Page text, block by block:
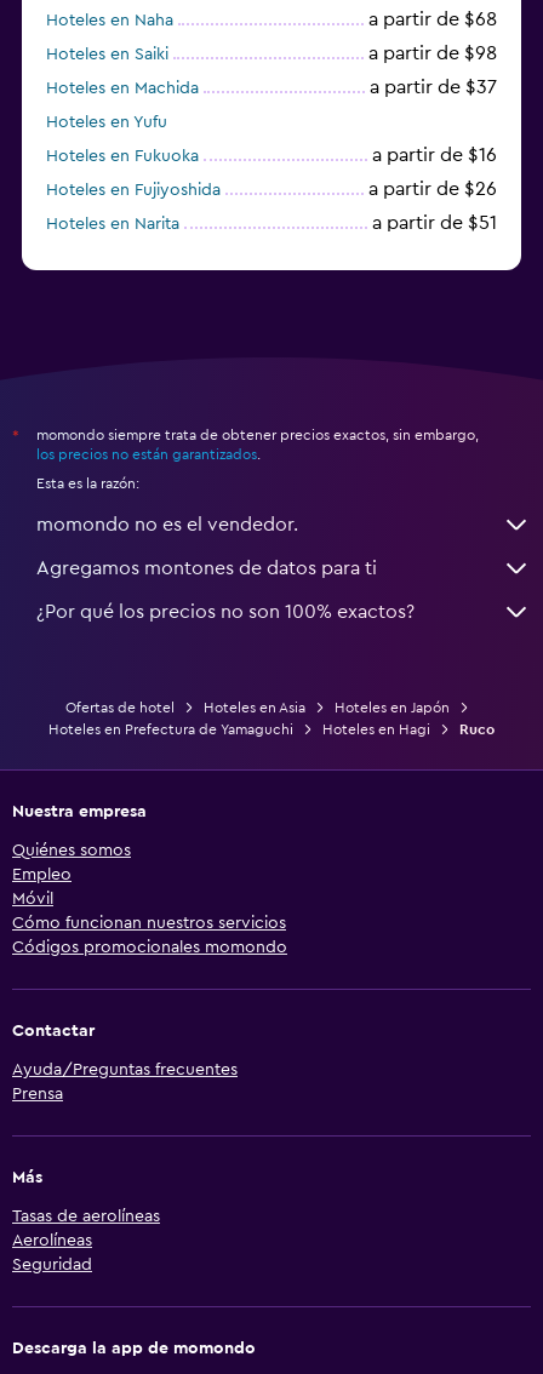
Hoteles en Naha a partir de $68
Hoteles en Saiki a partir de $98
Hoteles en Machida a partir de $37
Hoteles en Yufu
Hoteles en Fukuoka
a partir de $16
Hoteles en Fujiyoshida a partir de $26
Hoteles en Narita a partir de $51
*
momondo siempre trata de obtener precios exactos, sin embargo,
los precios no están garantizados
Esta es la razón:
momondo no es el vendedor.
Agregamos montones de datos para ti
¿Por qué los precios no son 100% exactos?
Ofertas de hotel Hoteles en Asia
Hoteles en Japón
Hoteles en Prefectura de Yamaguchi
Hoteles en Hagi Ruco
Nuestra empresa
Quiénes somos
Empleo
Móvil
Cómo funcionan nuestros servicios
Códigos promocionales momondo
Contactar
Ayuda/Preguntas frecuentes
Prensa
Más
Tasas de aerolíneas
Aerolíneas
Seguridad
Descarga la app de momondo